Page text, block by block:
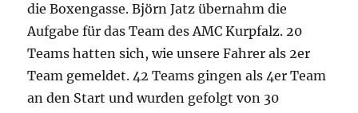
die Boxengasse. Björn Jatz übernahm die
Aufgabe für das Team des AMC Kurpfalz. 20
Teams hatten sich, wie unsere Fahrer als 2er
Team gemeldet. 42 Teams gingen als 4er Team
an den Start und wurden gefolgt von 30